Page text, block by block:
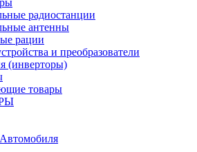
радиостанции
антенны
рации
и преобразователи
(инверторы)
товары